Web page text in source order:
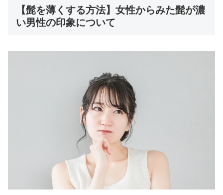
【髭を薄くする方法】女性からみた髭が濃
い男性の印象について